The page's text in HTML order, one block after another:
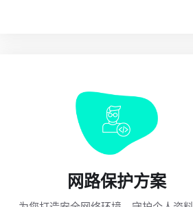
网路保护方案